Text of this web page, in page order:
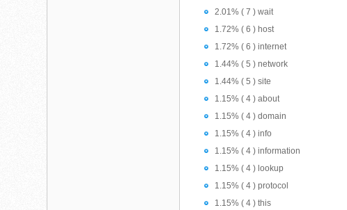
2.01% ( 7 ) wait
1.72% ( 6 ) host
1.72% ( 6 ) internet
1.44% ( 5 ) network
1.44% ( 5 ) site
1.15% ( 4 ) about
1.15% ( 4 ) domain
1.15% ( 4 ) info
1.15% ( 4 ) information
1.15% ( 4 ) lookup
1.15% ( 4 ) protocol
1.15% ( 4 ) this